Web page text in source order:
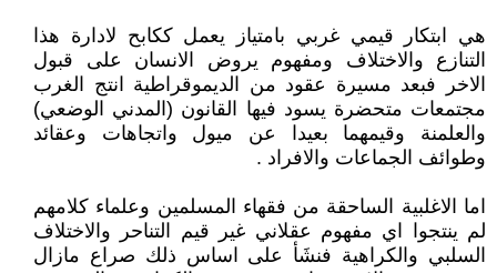
هي ابتكار قيمي غربي بامتياز يعمل ككابح لادارة هذا
التنازع والاختلاف ومفهوم يروض الانسان على قبول
الاخر فبعد مسيرة عقود من الديموقراطية انتج الغرب
مجتمعات متحضرة يسود فيها القانون (المدني الوضعي)
والعلمنة وقيمهما بعيدا عن ميول واتجاهات وعقائد
وطوائف الجماعات والافراد .
اما الاغلبية الساحقة من فقهاء المسلمين وعلماء كلامهم
لم ينتجوا اي مفهوم عقلاني غير قيم التناحر والاختلاف
السلبي والكراهية فنشَأ على اساس ذلك صراع مازال